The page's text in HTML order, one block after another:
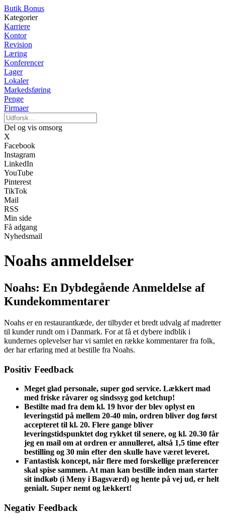
Butik Bonus
Kategorier
Karriere
Kontor
Revision
Læring
Konferencer
Lager
Lokaler
Markedsføring
Penge
Firmaer
Del og vis omsorg
X
Facebook
Instagram
LinkedIn
YouTube
Pinterest
TikTok
Mail
RSS
Min side
Få adgang
Nyhedsmail
Noahs anmeldelser
Noahs: En Dybdegående Anmeldelse af
Kundekommentarer
Noahs er en restaurantkæde, der tilbyder et bredt udvalg af madretter
til kunder rundt om i Danmark. For at få et dybere indblik i
kundernes oplevelser har vi samlet en række kommentarer fra folk,
der har erfaring med at bestille fra Noahs.
Positiv Feedback
Meget glad personale, super god service. Lækkert mad
med friske råvarer og sindssyg god ketchup!
Bestilte mad fra dem kl. 19 hvor der blev oplyst en
leveringstid på mellem 20-40 min, ordren bliver dog først
accepteret til kl. 20. Flere gange bliver
leveringstidspunktet dog rykket til senere, og kl. 20.30 får
jeg en mail om at ordren er annulleret, altså 1,5 time efter
bestilling og 30 min efter den skulle have været leveret.
Fantastisk koncept, når flere med forskellige præferencer
skal spise sammen. At man kan bestille inden man starter
sit indkøb (i Meny i Bagsværd) og hente på vej ud, er helt
genialt. Super nemt og lækkert!
Negativ Feedback